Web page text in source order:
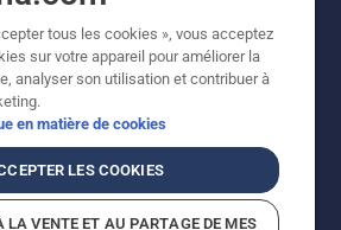
Tous droits réservés. Les prix
de vente conseillés. Tous les prix
prix de vente recommandés (TVA
produit est disponible pour un achat
direct.
aux cookiesConditions d'utilisation
de violations présumées
tous les cookies », vous acceptez
sur votre appareil pour améliorer la
analyser son utilisation et contribuer à
en matière de cookies
LES COOKIES
LA VENTE ET AU PARTAGE DE MES